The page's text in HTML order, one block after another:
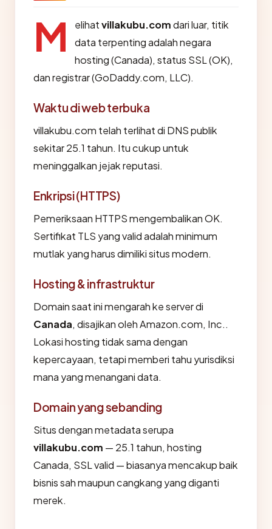
M elihatvillakubu.comdari luar, titik
data terpenting adalah negara
hosting (Canada), status SSL (OK),
dan registrar (GoDaddy.com, LLC).
Waktu di web terbuka
villakubu.com telah terlihat di DNS publik
sekitar 25.1 tahun. Itu cukup untuk
meninggalkan jejak reputasi.
Enkripsi (HTTPS)
Pemeriksaan HTTPS mengembalikan OK.
Sertifikat TLS yang valid adalah minimum
mutlak yang harus dimiliki situs modern.
Hosting & infrastruktur
Domain saat ini mengarah ke server di
Canada, disajikan oleh Amazon.com, Inc..
Lokasi hosting tidak sama dengan
kepercayaan, tetapi memberi tahu yurisdiksi
mana yang menangani data.
Domain yang sebanding
Situs dengan metadata serupa
villakubu.com — 25.1 tahun, hosting
Canada, SSL valid — biasanya mencakup baik
bisnis sah maupun cangkang yang diganti
merek.